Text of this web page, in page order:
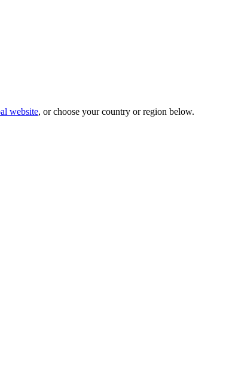
website, or choose your country or region below.